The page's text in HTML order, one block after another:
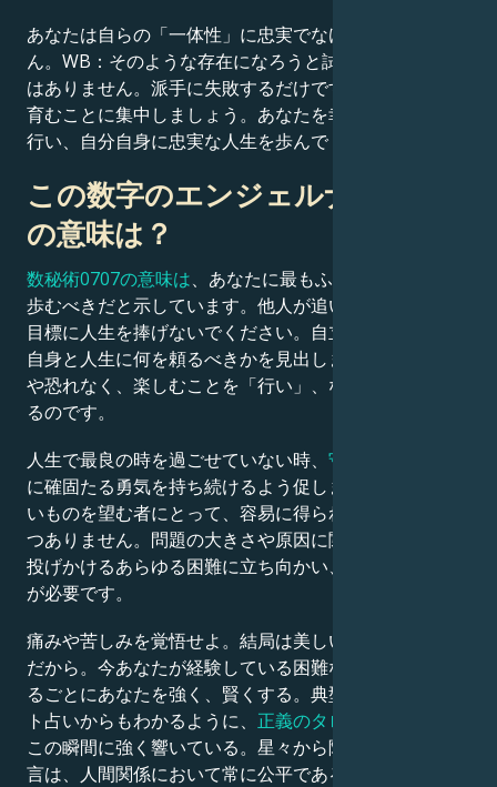
あなたは自らの「一体性」に忠実でなければなりませ
ん。WB：そのような存在になろうと試みるのは賢明で
はありません。派手に失敗するだけです。独自の個性を
育むことに集中しましょう。あなたを幸せにすることを
行い、自分自身に忠実な人生を歩んでください。
この数字のエンジェルナンバー
の意味は？
数秘術0707の意味は、あなたに最もふさわしい人生を
歩むべきだと示しています。他人が追い求める不調和な
目標に人生を捧げないでください。自立心を育み、自分
自身と人生に何を頼るべきかを見出しましょう。罪悪感
や恐れなく、楽しむことを「行い」、なりたい自分にな
るのです。
人生で最良の時を過ごせていない時、 守護天使は
に確固たる勇気を持ち続けるよう促します。この世で良
いものを望む者にとって、容易に得られるものなど何一
つありません。問題の大きさや原因に関わらず、人生が
投げかけるあらゆる困難に立ち向かい、打ち負かす覚悟
が必要です。
痛みや苦しみを覚悟せよ。結局は美しい何かに値するの
だから。今あなたが経験している困難な日々は、過ぎ去
るごとにあなたを強く、賢くする。典型的な恋愛タロッ
ト占いからもわかるように、 正義のタロットの意味は
この瞬間に強く響いている。星々から降り注いだこの助
言は、人間関係において常に公平であるよう、シンプル